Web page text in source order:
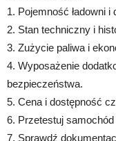
1. Pojemność ładowni
2. Stan techniczny i
3. Zużycie paliwa i
4. Wyposażenie
bezpieczeństwa.
5. Cena i dostępność
6. Przetestuj
7. Sprawdź